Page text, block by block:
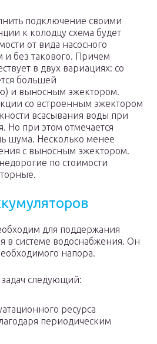
подключение своими
к колодцу схема будет
от вида насосного
и без такового. Причем
в двух вариациях: со
большей
и выносным эжектором.
со встроенным эжектором
всасывания воды при
Но при этом отмечается
шума. Несколько менее
с выносным эжектором.
по стоимости
для поддержания
в системе водоснабжения. Он
напора.
следующий:
ресурса
периодическим